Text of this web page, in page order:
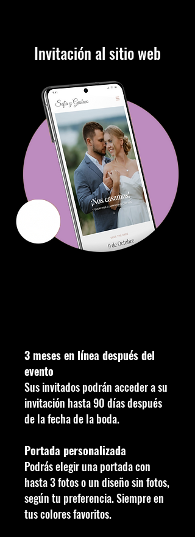
Invitación al sitio web
3 meses en línea después del
evento
Sus invitados podrán acceder a su
invitación hasta 90 días después
de la fecha de la boda.
Portada personalizada
Podrás elegir una portada con
hasta 3 fotos o un diseño sin fotos,
según tu preferencia. Siempre en
tus colores favoritos.